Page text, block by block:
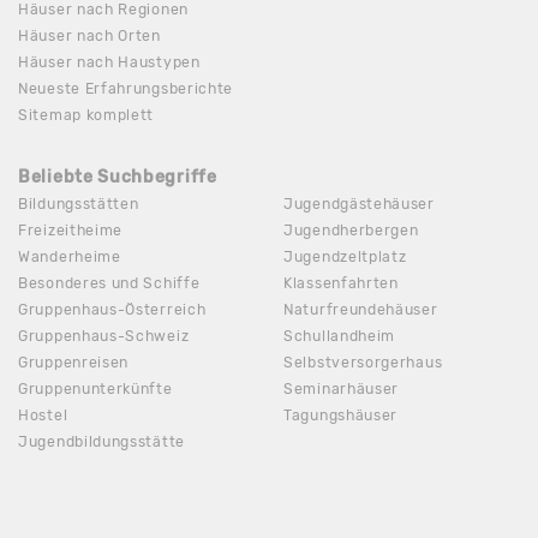
Häuser nach Regionen
Häuser nach Orten
Häuser nach Haustypen
Neueste Erfahrungsberichte
Sitemap komplett
Beliebte Suchbegriffe
Bildungsstätten
Freizeitheime
Wanderheime
Besonderes und Schiffe
Gruppenhaus-Österreich
Gruppenhaus-Schweiz
Gruppenreisen
Gruppenunterkünfte
Hostel
Jugendbildungsstätte
Jugendgästehäuser
Jugendherbergen
Jugendzeltplatz
Klassenfahrten
Naturfreundehäuser
Schullandheim
Selbstversorgerhaus
Seminarhäuser
Tagungshäuser